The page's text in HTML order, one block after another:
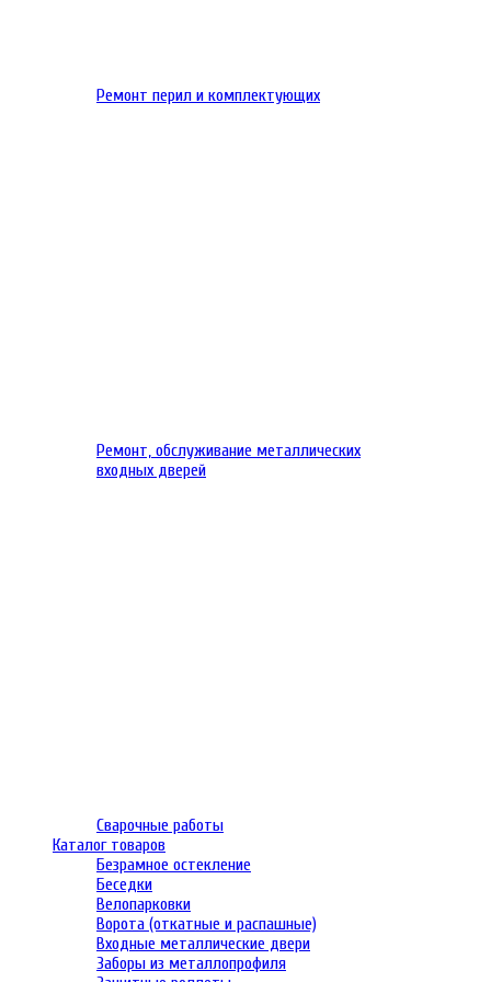
Ремонт перил и комплектующих
Ремонт, обслуживание металлических
входных дверей
Сварочные работы
Каталог товаров
Безрамное остекление
Беседки
Велопарковки
Ворота (откатные и распашные)
Входные металлические двери
Заборы из металлопрофиля